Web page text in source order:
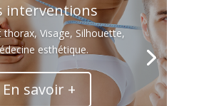
interventions
thorax, Visage, Silhouette,
esthétique.
En savoir +